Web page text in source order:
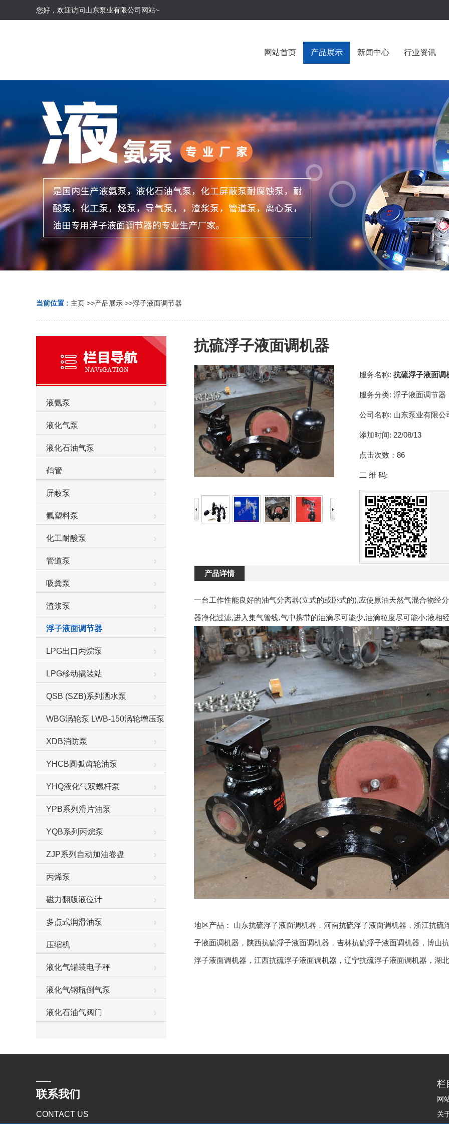
您好，欢迎访问山东泵业有限公司网站~
网站首页 产品展示 新闻中心 行业资讯
当前位置 : 主页 >>产品展示 >>浮子液面调节器
液氨泵
液化气泵
液化石油气泵
鹤管
屏蔽泵
氟塑料泵
化工耐酸泵
管道泵
吸粪泵
渣浆泵
浮子液面调节器
LPG出口丙烷泵
LPG移动撬装站
QSB (SZB)系列洒水泵
WBG涡轮泵 LWB-150涡轮增压泵
XDB消防泵
YHCB圆弧齿轮油泵
YHQ液化气双螺杆泵
YPB系列滑片油泵
YQB系列丙烷泵
ZJP系列自动加油卷盘
丙烯泵
磁力翻版液位计
多点式润滑油泵
压缩机
液化气罐装电子秤
液化气钢瓶倒气泵
液化石油气阀门
抗硫浮子液面调机器
服务名称: 抗硫浮子液面调
服务分类: 浮子液面调节器
公司名称: 山东泵业有限公
添加时间: 22/08/13
点击次数： 86
二 维 码:
产品详情
一台工作性能良好的油气分离器(立式的或卧式的),应使原油天然气混合物经
器净化过滤,进入集气管线,气中携带的油滴尽可能少,油滴粒度尽可能小;液相
地区产品： 山东抗硫浮子液面调机器 ， 河南抗硫浮子液面调机器 ， 浙江抗硫
子液面调机器 ， 陕西抗硫浮子液面调机器 ， 吉林抗硫浮子液面调机器 ， 博山
浮子液面调机器 ， 江西抗硫浮子液面调机器 ， 辽宁抗硫浮子液面调机器 ， 湖
联系我们
CONTACT US
栏
网
关